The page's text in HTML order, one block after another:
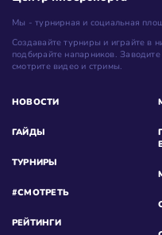
Мы - турнирная и социальная
Создавайте турниры и играйте в
подбирайте напарников.
смотрите видео и стримы.
НОВОСТИ
ГАЙДЫ
ТУРНИРЫ
#СМОТРЕТЬ
РЕЙТИНГИ